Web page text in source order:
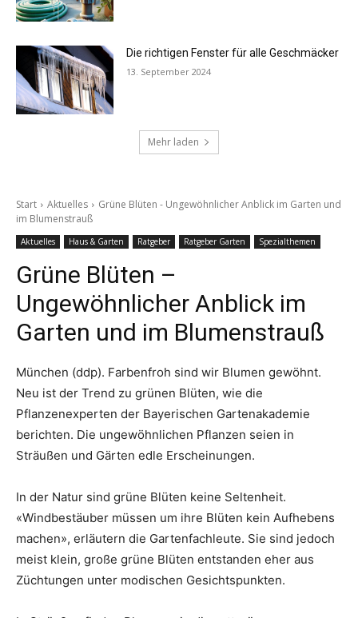
Die richtigen Fenster für alle Geschmäcker
13. September 2024
Mehr laden